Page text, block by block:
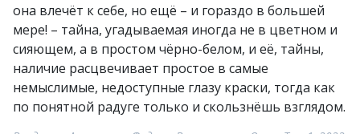
она влечёт к себе, но ещё – и гораздо в большей
мере! – тайна, угадываемая иногда не в цветном и
сияющем, а в простом чёрно-белом, и её, тайны,
наличие расцвечивает простое в самые
немыслимые, недоступные глазу краски, тогда как
по понятной радуге только и скользнёшь взглядом.